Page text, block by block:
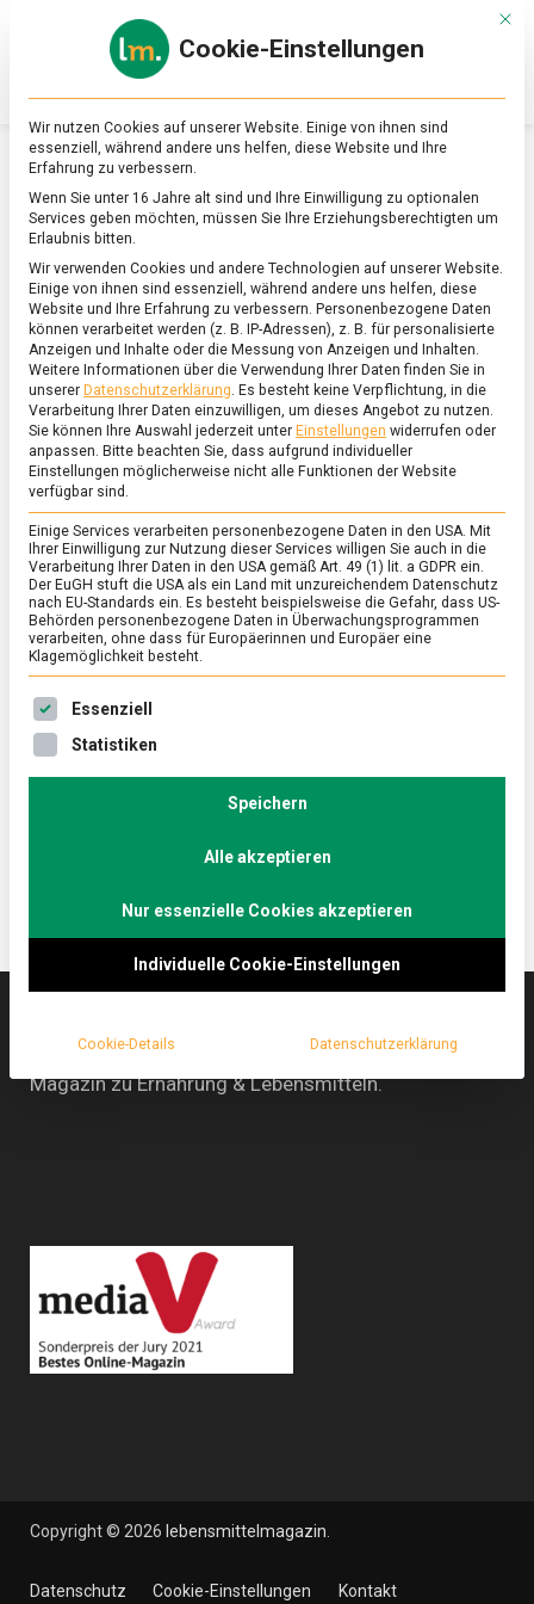
Online-
Magazin
zu
&
Ernährung
SCHLAGWORT:TIERISCHE PROTEINE
ERNÄHRUNG & GESUNDHEIT /FEATURED
Echter Käse ohne Muh?
2. Dezember 2022
Echter
Potentielles Hindernis zum Veganismus: Ein Leben
ohne Käse ist möglich, aber sinnlos.
up Formo gesprochen, die veganen Käse aus dem
lebensmittelmagazin
(.de) ist das Online-
Magazin zu Ernährung & Lebensmitteln.
Copyright © 2026 lebensmittelmagazin
Datenschutz Cookie-Einstellungen Kontakt
Mit
Cookie-Einstellungen
Wir nutzen Cookies auf unserer Website. Einige von ihnen sind
essenziell, während andere uns helfen, diese Website und Ihre
Erfahrung zu verbessern.
Wenn Sie unter 16 Jahre alt sind und Ihre Einwilligung zu optionalen
Services geben möchten, müssen Sie Ihre Erziehungsberechtigten um
Erlaubnis bitten.
Wir verwenden Cookies und andere Technologien auf unserer Website.
Einige von ihnen sind essenziell, während andere uns helfen, diese
Website und Ihre Erfahrung zu verbessern. Personenbezogene Daten
können verarbeitet werden (z. B. IP-Adressen), z. B. für personalisierte
Anzeigen und Inhalte oder die Messung von Anzeigen und Inhalten.
Weitere Informationen über die Verwendung Ihrer Daten finden Sie in
unserer Datenschutzerklärung. Es besteht keine Verpflichtung, in die
Verarbeitung Ihrer Daten einzuwilligen, um dieses Angebot zu nutzen.
Sie können Ihre Auswahl jederzeit unter Einstellungen widerrufen oder
anpassen. Bitte beachten Sie, dass aufgrund individueller
Einstellungen möglicherweise nicht alle Funktionen der Website
verfügbar sind.
Einige Services verarbeiten personenbezogene Daten in den USA. Mit
Ihrer Einwilligung zur Nutzung dieser Services willigen Sie auch in die
Verarbeitung Ihrer Daten in den USA gemäß Art. 49 (1) lit. a GDPR ein.
Der EuGH stuft die USA als ein Land mit unzureichendem Datenschutz
nach EU-Standards ein. Es besteht beispielsweise die Gefahr, dass US-
Behörden personenbezogene Daten in Überwachungsprogrammen
verarbeiten, ohne dass für Europäerinnen und Europäer eine
Klagemöglichkeit besteht.
Es folgt eine Liste der Service-Gruppen, für die eine
Essenziell
Statistiken
Speichern
Alle akzeptieren
Nur essenzielle Cookies akzeptieren
Individuelle Cookie-Einstellungen
Cookie-Details Datenschutzerklärung